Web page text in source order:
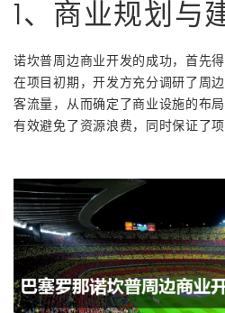
1、商业规划与
诺坎普周边商业开发的成功，首先
在项目初期，开发方充分调研了周
客流量，从而确定了商业设施的布
有效避免了资源浪费，同时保证了项